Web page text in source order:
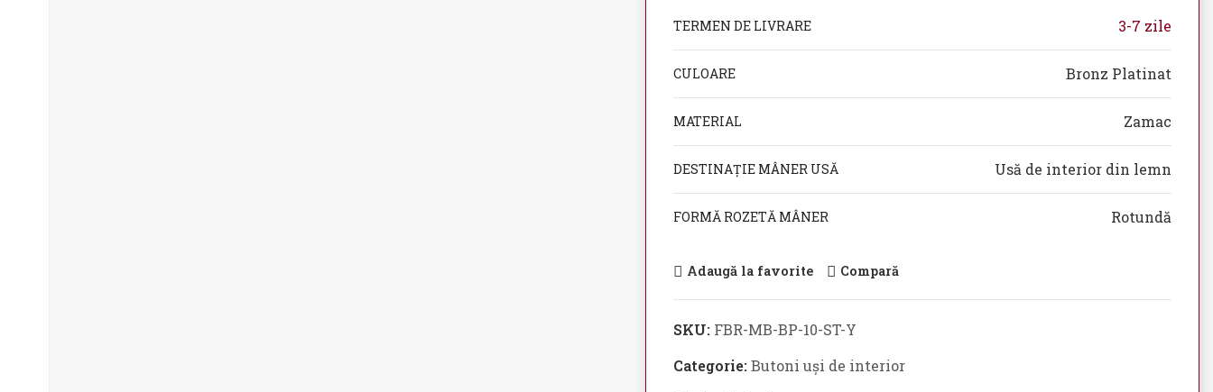
TERMEN DE LIVRARE 3-7 zile
CULOARE Bronz Platinat
MATERIAL Zamac
DESTINAȚIE MÂNER USĂ Usă de interior din lemn
FORMĂ ROZETĂ MÂNER Rotundă
Adaugă la favorite Compară
SKU: FBR-MB-BP-10-ST-Y
Categorie:Butoni uși de interior